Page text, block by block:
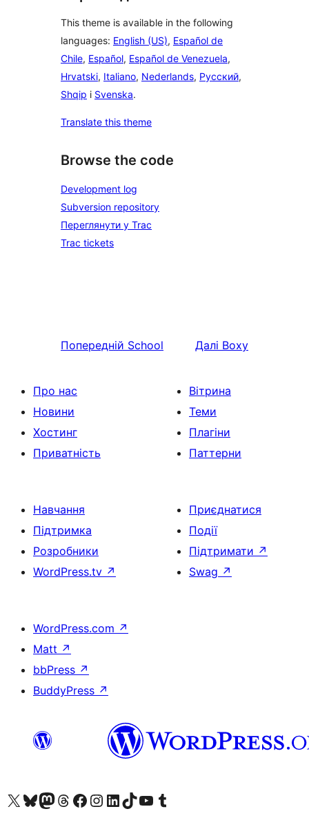
This theme is available in the following
languages: English (US), Español de
Chile, Español, Español de Venezuela,
Hrvatski, Italiano, Nederlands, Русский,
Shqip і Svenska.
Translate this theme
Browse the code
Development log
Subversion repository
Переглянути у Trac
Trac tickets
Попередній School Далі Boxy
Про нас
Новини
Хостинг
Приватність
Вітрина
Теми
Плагіни
Паттерни
Навчання
Підтримка
Розробники
WordPress.tv ↗
Приєднатися
Події
Підтримати ↗
Swag ↗
WordPress.com ↗
Matt ↗
bbPress ↗
BuddyPress ↗
Visit our X (formerly Twitter) account
Visit our Bluesky account
Завітайте до нашої стрічки в Mastodon
Visit our Threads account
Завітайте на нашу сторінку в Facebook
Visit our Instagram account
Visit our LinkedIn account
Visit our TikTok account
Visit our YouTube channel
Visit our Tumblr account